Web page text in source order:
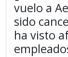
vuelo a
sido
ha visto